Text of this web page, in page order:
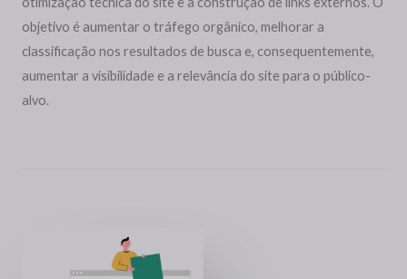
objetivo é aumentar o tráfego orgânico, melhorar a
classificação nos resultados de busca e, consequentemente,
aumentar a visibilidade e a relevância do site para o público-
alvo.